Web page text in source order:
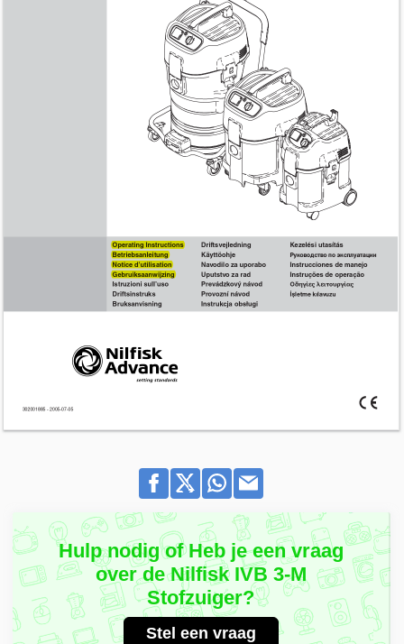
Hulp nodig of Heb je een vraag
over de Nilfisk IVB 3-M
Stofzuiger?
Stel een vraag